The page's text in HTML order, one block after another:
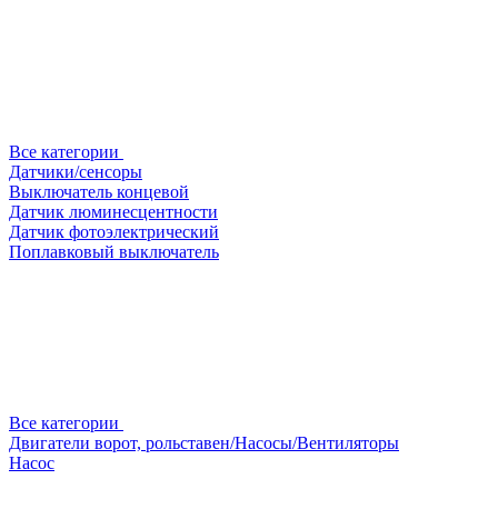
Все категории
Датчики/сенсоры
Выключатель концевой
Датчик люминесцентности
Датчик фотоэлектрический
Поплавковый выключатель
Все категории
Двигатели ворот, рольставен/Насосы/Вентиляторы
Насос